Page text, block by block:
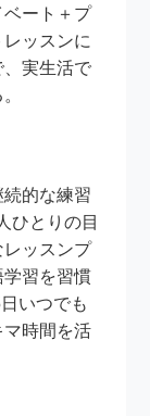
ベート＋プ
ッスンに
実生活で
的な練習
ひとりの目
レッスンプ
習を習慣
いつでも
マ時間を活